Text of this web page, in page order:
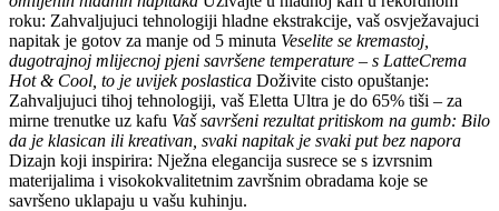
roku: Zahvaljujuci tehnologiji hladne ekstrakcije, vaš osvježavajuci
napitak je gotov za manje od 5 minuta Veselite se kremastoj,
dugotrajnoj mlijecnoj pjeni savršene temperature – s LatteCrema
Hot & Cool, to je uvijek poslastica Doživite cisto opuštanje:
Zahvaljujuci tihoj tehnologiji, vaš Eletta Ultra je do 65% tiši – za
mirne trenutke uz kafu Vaš savršeni rezultat pritiskom na gumb: Bilo
da je klasican ili kreativan, svaki napitak je svaki put bez napora
Dizajn koji inspirira: Nježna elegancija susrece se s izvrsnim
materijalima i visokokvalitetnim završnim obradama koje se
savršeno uklapaju u vašu kuhinju.